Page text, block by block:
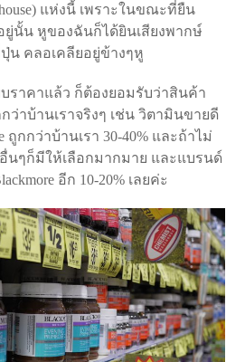
แห่งนี้ เพราะในขณะที่ยืน
นั้น หูของฉันก็ได้ยินเสียงพากษ์
น คลอเคลียอยู่ข้างๆหู
ราคาแล้ว ก็ต้องยอมรับว่าสินค้า
าบ้านเราจริงๆ เช่น วิตามินขายดี
ถูกกว่าบ้านเรา 30-40% และถ้าไม่
นๆก็มีให้เลือกมากมาย และแบรนด์
อีก 10-20% เลยค่ะ